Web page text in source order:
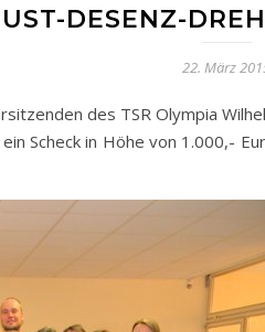
DESENZ-
22. März
des TSR Olympia
Scheck in Höhe von 1.000,-